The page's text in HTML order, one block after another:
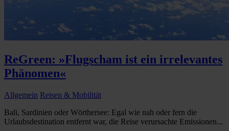
ReGreen: »Flugscham ist ein irrelevantes
Phänomen«
Allgemein Reisen & Mobilität
Bali, Sardinien oder Wörthersee: Egal wie nah oder fern die
Urlaubsdestination entfernt war, die Reise verursachte Emissionen...